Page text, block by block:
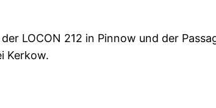
LOCON 212 in Pinnow und der
Kerkow.